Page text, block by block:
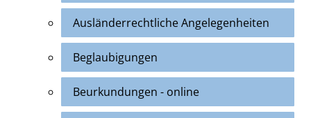
Ausländerrechtliche Angelegenheiten
Beglaubigungen
Beurkundungen - online